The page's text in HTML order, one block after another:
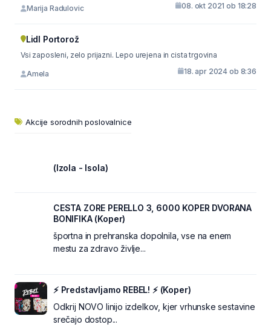
Marija Radulovic 08. okt 2021 ob 18:28
Lidl Portorož
Vsi zaposleni, zelo prijazni. Lepo urejena in cista trgovina
Amela 18. apr 2024 ob 8:36
Akcije sorodnih poslovalnice
(Izola - Isola)
CESTA ZORE PERELLO 3, 6000 KOPER DVORANA
BONIFIKA (Koper)
športna in prehranska dopolnila, vse na enem
mestu za zdravo življe...
⚡ Predstavljamo REBEL! ⚡ (Koper)
Odkrij NOVO linijo izdelkov, kjer vrhunske sestavine
srečajo dostop...